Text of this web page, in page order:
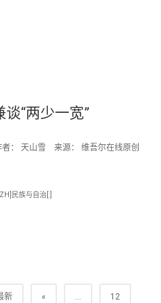
“两少一宽”
者： 天山雪 来源： 维吾尔在线原创
民族与自治[:]
新 « ... 12